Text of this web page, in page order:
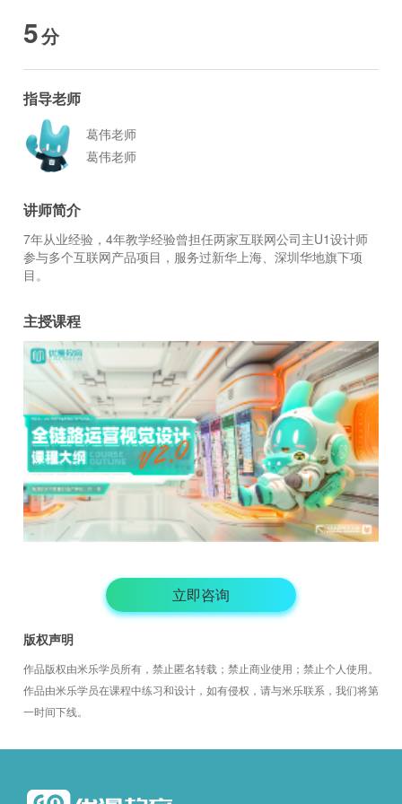
5分
指导老师
葛伟老师
葛伟老师
讲师简介
7年从业经验，4年教学经验曾担任两家互联网公司主U1设计师
参与多个互联网产品项目，服务过新华上海、深圳华地旗下项
目。
主授课程
立即咨询
版权声明
作品版权由米乐学员所有，禁止匿名转载；禁止商业使用；禁止个人使用。
作品由米乐学员在课程中练习和设计，如有侵权，请与米乐联系，我们将第
一时间下线。